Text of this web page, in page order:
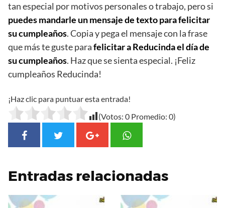
tan especial por motivos personales o trabajo, pero si
puedes mandarle un mensaje de texto para felicitar
su cumpleaños. Copia y pega el mensaje con la frase
que más te guste parafelicitar a Reducinda el día de
su cumpleaños. Haz que se sienta especial. ¡Feliz
cumpleaños Reducinda!
¡Haz clic para puntuar esta entrada!
(Votos: 0 Promedio: 0)
Entradas relacionadas